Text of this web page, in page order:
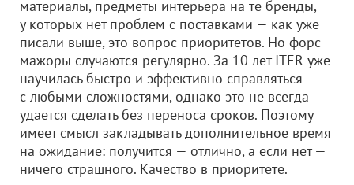
материалы, предметы интерьера на те бренды,
у которых нет проблем с поставками — как уже
писали выше, это вопрос приоритетов. Но форс-
мажоры случаются регулярно. За 10 лет ITER уже
научилась быстро и эффективно справляться
с любыми сложностями, однако это не всегда
удается сделать без переноса сроков. Поэтому
имеет смысл закладывать дополнительное время
на ожидание: получится — отлично, а если нет —
ничего страшного. Качество в приоритете.